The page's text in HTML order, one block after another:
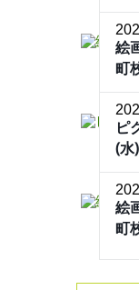
絵
町
ピ
(水
絵
町